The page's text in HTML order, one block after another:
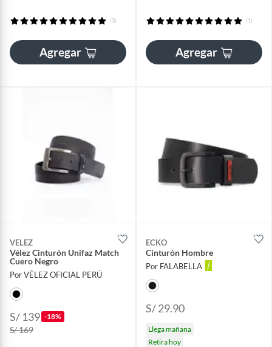
(3)
Agregar
(1)
Agregar
VELEZ
Vélez Cinturón Unifaz Match
Cuero Negro
Por VÉLEZ OFICIAL PERÚ
S/ 139 -18%
S/ 169
ECKO
Cinturón Hombre
Por FALABELLA
S/ 29.90
Llega mañana
Retira hoy